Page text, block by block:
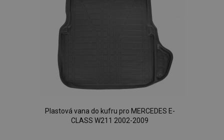
Plastová vana do kufru pro MERCEDES E-
CLASS W211 2002-2009